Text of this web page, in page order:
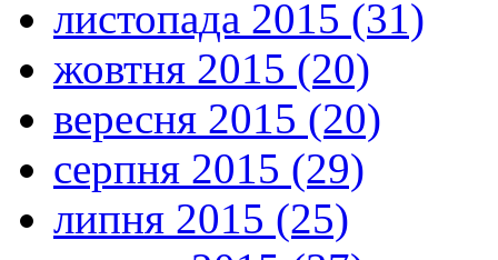
листопада 2015 (31)
жовтня 2015 (20)
вересня 2015 (20)
серпня 2015 (29)
липня 2015 (25)